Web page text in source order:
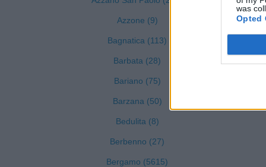
was
Opted
Azzone (9)
Bagnatica (113)
Barbata (28)
Bariano (75)
Barzana (50)
Bedulita (8)
Berbenno (27)
Bergamo (5615)